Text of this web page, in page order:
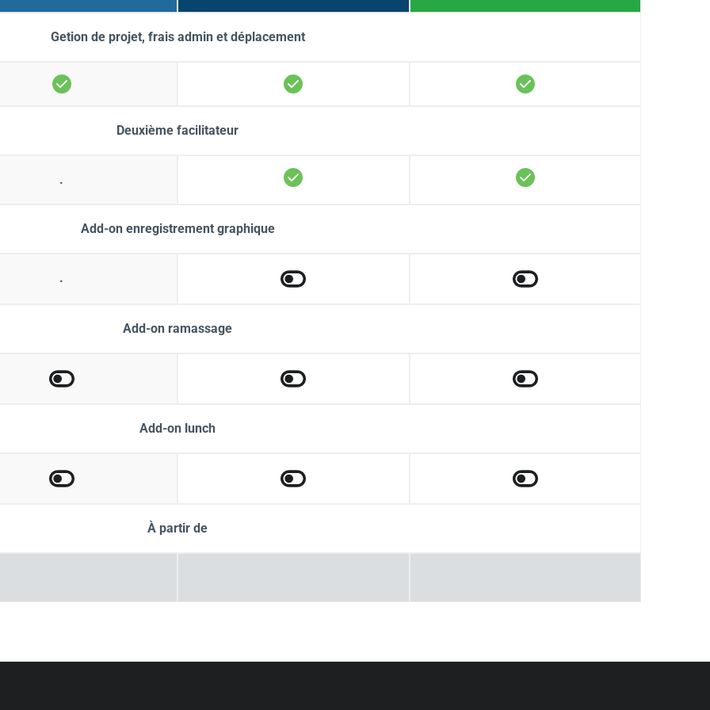
Getion de projet, frais admin et déplacement
Deuxième facilitateur
.
Add-on enregistrement graphique
.
Add-on ramassage
Add-on lunch
À partir de